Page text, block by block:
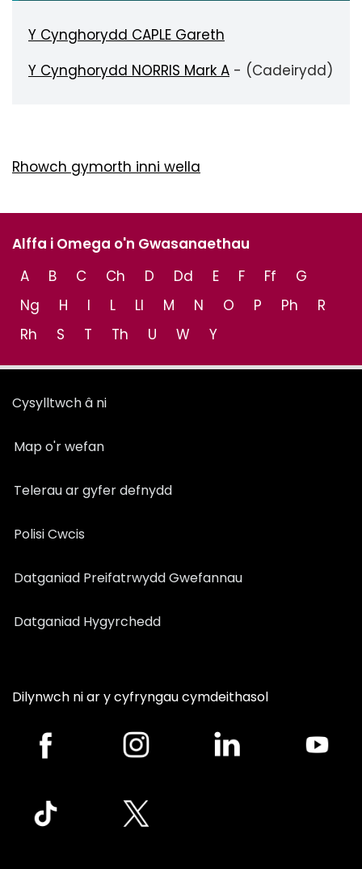
Y Cynghorydd CAPLE Gareth
Y Cynghorydd NORRIS Mark A - (Cadeirydd)
Rhowch gymorth inni wella
Alffa i Omega o'n Gwasanaethau
A
B C Ch D Dd E F Ff
G
Ng
H I L Ll M N O P Ph
R
Rh
S T Th U W Y
Cysylltwch â ni
Map o'r wefan
Telerau ar gyfer defnydd
Polisi Cwcis
Datganiad Preifatrwydd Gwefannau
Datganiad Hygyrchedd
Dilynwch ni ar y cyfryngau cymdeithasol